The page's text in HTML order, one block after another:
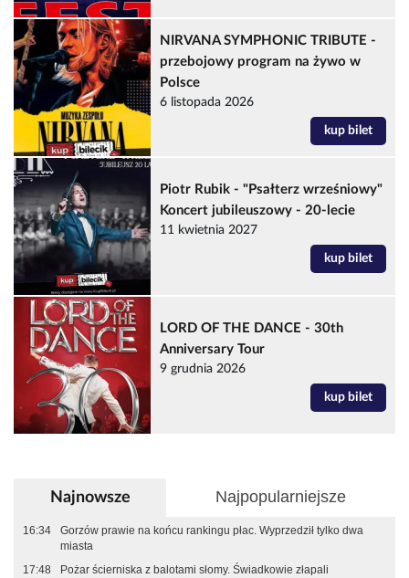
NIRVANA SYMPHONIC TRIBUTE -
przebojowy program na żywo w
Polsce
6 listopada 2026
kup bilet
Piotr Rubik - "Psałterz wrześniowy"
Koncert jubileuszowy - 20-lecie
11 kwietnia 2027
kup bilet
LORD OF THE DANCE - 30th
Anniversary Tour
9 grudnia 2026
kup bilet
Najnowsze Najpopularniejsze
16:34
Gorzów prawie na końcu rankingu płac. Wyprzedził tylko dwa
miasta
17:48
Pożar ścierniska z balotami słomy. Świadkowie złapali